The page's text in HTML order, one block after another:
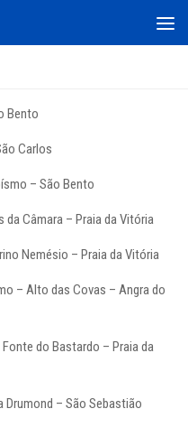
Bento
Carlos
– São Bento
da Câmara – Praia da Vitória
Nemésio – Praia da Vitória
– Alto das Covas – Angra do
do Bastardo – Praia da
Drumond – São Sebastião